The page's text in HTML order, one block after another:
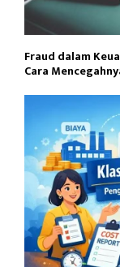
Fraud dalam
Cara